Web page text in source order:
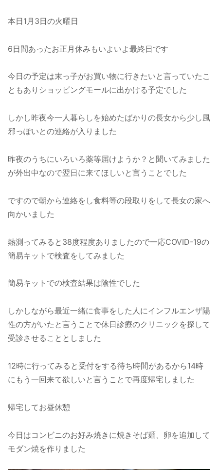
本日1月3日の火曜日
6日間あったお正月休みもいよいよ最終日です
今日の予定は末っ子がお買い物に行きたいと言っていたこ
ともありショッピングモールに出かける予定でした
しかし昨夜今一人暮らしを始めたばかりの長女から少し風
邪っぽいとの連絡が入りました
昨夜のうちにいろいろ薬等届けようか？と聞いてみました
が外出中なので翌日に来てほしいと言うことでした
ですので朝から連絡をし食料等の段取りをして長女の家へ
向かいました
熱測ってみると38度程度ありましたので一応COVID-19の
簡易キットで検査をしてみました
簡易キットでの検査結果は陰性でした
しかしながら最近一緒に食事をした人にインフルエンザ陽
性の方がいたと言うことで休日診療のクリニックを探して
受診させることとしました
12時に行ってみると受付をする待ち時間があるから14時
にもう一回来て欲しいと言うことで再度帰宅しました
帰宅してお昼休憩
今日はコンビニのお好み焼きに焼きそば麺、卵を追加して
モダン焼を作りました